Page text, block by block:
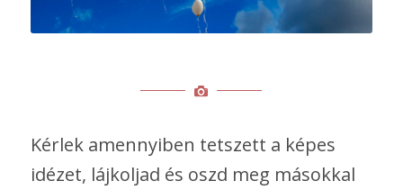
Kérlek amennyiben tetszett a képes
idézet, lájkoljad és oszd meg másokkal